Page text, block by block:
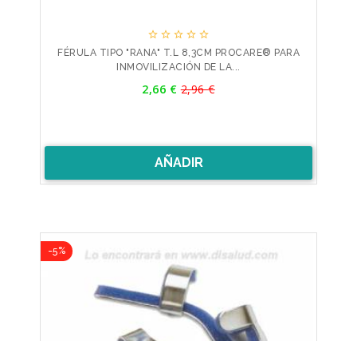
    
FÉRULA TIPO "RANA" T.L 8,3CM PROCARE® PARA
INMOVILIZACIÓN DE LA...
2,66 €Precio
2,96 €
AÑADIR
-5%